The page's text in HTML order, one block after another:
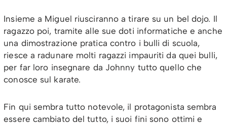
Insieme a Miguel riusciranno a tirare su un bel dojo. Il
ragazzo poi, tramite alle sue doti informatiche e anche
una dimostrazione pratica contro i bulli di scuola,
riesce a radunare molti ragazzi impauriti da quei bulli,
per far loro insegnare da Johnny tutto quello che
conosce sul karate.
Fin qui sembra tutto notevole, il protagonista sembra
essere cambiato del tutto, i suoi fini sono ottimi e